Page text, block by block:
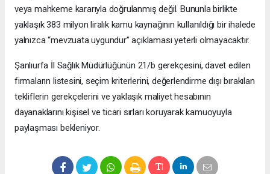
veya mahkeme kararıyla doğrulanmış değil. Bununla birlikte
yaklaşık 383 milyon liralık kamu kaynağının kullanıldığı bir ihalede
yalnızca “mevzuata uygundur” açıklaması yeterli olmayacaktır.
Şanlıurfa İl Sağlık Müdürlüğünün 21/b gerekçesini, davet edilen
firmaların listesini, seçim kriterlerini, değerlendirme dışı bırakılan
tekliflerin gerekçelerini ve yaklaşık maliyet hesabının
dayanaklarını kişisel ve ticari sırları koruyarak kamuoyuyla
paylaşması bekleniyor.